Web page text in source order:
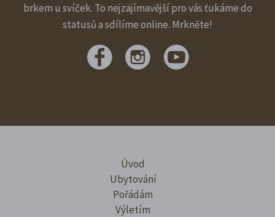
brkem u svíček. To nejzajímavější pro vás ťukáme do
statusů a sdílíme online. Mrkněte!
Úvod
Ubytování
Pořádám
Výletím